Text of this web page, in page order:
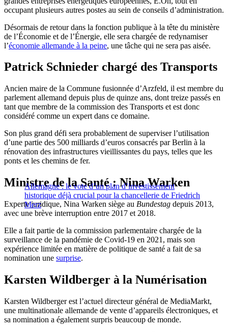
occupant plusieurs autres postes au sein de conseils d’administration.
Désormais de retour dans la fonction publique à la tête du ministère
de l’Économie et de l’Énergie, elle sera chargée de redynamiser
l’économie allemande à la peine, une tâche qui ne sera pas aisée.
Patrick Schnieder chargé des Transports
Ancien maire de la Commune fusionnée d’Arzfeld, il est membre du
parlement allemand depuis plus de quinze ans, dont treize passés en
tant que membre de la commission des Transports et est donc
considéré comme un expert dans ce domaine.
Son plus grand défi sera probablement de superviser l’utilisation
d’une partie des 500 milliards d’euros consacrés par Berlin à la
rénovation des infrastructures vieillissantes du pays, telles que les
ponts et les chemins de fer.
Allemagne : le vote d’un plan d’investissement
historique déjà crucial pour la chancellerie de Friedrich
Merz
Ministre de la Santé : Nina Warken
Experte juridique, Nina Warken siège au Bundestag depuis 2013,
avec une brève interruption entre 2017 et 2018.
Elle a fait partie de la commission parlementaire chargée de la
surveillance de la pandémie de Covid-19 en 2021, mais son
expérience limitée en matière de politique de santé a fait de sa
nomination une surprise.
Karsten Wildberger à la Numérisation
Karsten Wildberger est l’actuel directeur général de MediaMarkt,
une multinationale allemande de vente d’appareils électroniques, et
sa nomination a également surpris beaucoup de monde.